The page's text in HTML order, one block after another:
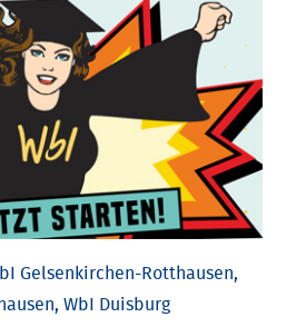
Gelsenkirchen-Rotthausen,
WbI Duisburg